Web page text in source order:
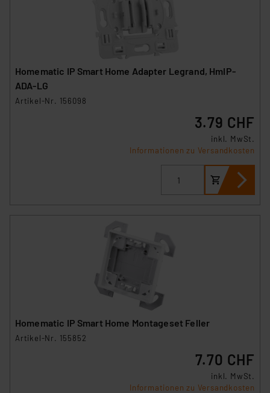
Homematic IP Smart Home Adapter Legrand, HmIP-
ADA-LG
Artikel-Nr. 156098
3.79 CHF
inkl. MwSt.
Informationen zu Versandkosten
Homematic IP Smart Home Montageset Feller
Artikel-Nr. 155852
7.70 CHF
inkl. MwSt.
Informationen zu Versandkosten